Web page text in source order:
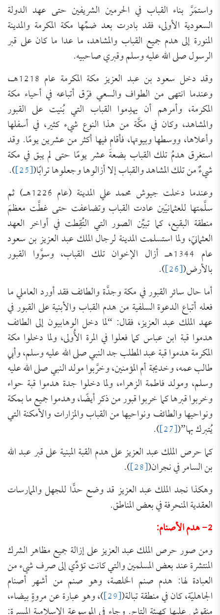
واستمَرَّ بناء القباب في الحرمين الشريفين حتى عهد الدولة
السعودية الأولى، فقد بادرت بعد ضمِّها مكة المكرمة والمدينة
المنورة إلى هدم جميع القباب والمشاهد، ما عدا ما كان على قبر
الرسول صلى الله عليه وسلم وقبري صاحبيه.
وقد دخل سعود بن عبد العزيز مكة المكرمة عام 1218هـ،
وعندما انتهى من الطواف والسعي فرّق أتباعه في أحياء مكة
المكرمة، وأمرهم أن يهدِموا القباب التي بُنيت على القبور
والمشاهد، وكان في مكَّة من هذا النوع شيء كثير، في أسفلها
وأعلاها، ووسطها وبيوتها، فأقام فيها أكثر من عشرين يومًا. وقد
استغرق هدمُ تلك القباب بضعةَ عشر يومًا حتى لم يبق في مكة
شيءٌ من تلك المشاهد والقباب إلا أزالوها وجعلوها ترابًا([25]
).
وعندما دخلت جيوش محمد علي المدينة (عام 1226هـ) ثم
سلَّمتها للعثمانيّين عادت القباب وتضاعفت حتى غطَّت معظمَ
منطقة البقيع، كما تبيِّن الصور التي التُقِطت في أواخر العهد
العثمانيّ، ولما استسلمت المدينة لرجال الملك عبد العزيز بن سعود
عام 1344هـ أزال الإخوان تلك القباب، وسوَّوا القبور
بالأرض([26]
).
أما حال سائر القبور في مكة وجدَّة والطائف فقد أورد العاملي ما
فعله أتباع الدعوة السلفية من هدم القباب والأبنية على القبور في
عهد الملك عبد العزيز، فقال: “لما دخل الوهابيون إلى الطائف
هدموا قبة ابن عباس كما فعلوا في المرة الأُولى، ولما دخلوا مكة
المكرمة هدموا قبة عبد المطلب جد النبي صلى الله عليه وسلم، وأبي
طالب عمه، وخديجة أم المؤمنين، وخرَّبوا مولد النبي صلى الله عليه
وسلم، ومولد فاطمة الزهراء، ولما دخلوا جدة هدموا قبة حواء
وخربوا قبرها كما خربوا قبور من ذكر أيضًا، وهدموا جميع ما بمكة
ونواحيها والطائف ونواحيها من القباب والمزارات والأمكنة التي
يُتبرك بها”([27]
).
كما حرص الملك عبد العزيز على هدم القبة المبنية على قبر عبد الله
بن السامر في نجران([28]
).
وهكذا نجد الملك عبد العزيز قد وضع حدًّا للجهل والممارسات
العقدية المنحرفة في بعض المناطق.
2- هدم الأصنام:
ومن صور حرص الملك عبد العزيز على إزالة جميع مظاهر الشرك
المنتشرة عند بعض المسلمين والتي كانت تؤدِّي إلى صرف شيء من
العبادة لها: هدم صنم الخلصة، وهو صنم من أشهر أصنام
الجاهليّة، كان في منطقة تبالة([29] )، وهو عبارة عن مروةٍ بيضاء،